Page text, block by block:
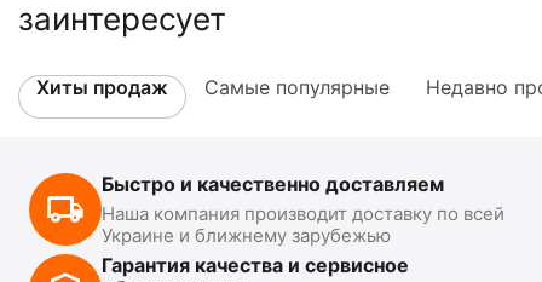
заинтересует
Хиты продаж Самые популярные Недавно
Быстро и качественно доставляем
Наша компания производит доставку по всей
Украине и ближнему зарубежью
Гарантия качества и сервисное